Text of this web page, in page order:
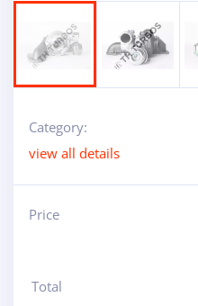
Category:
view all details
Price
Total